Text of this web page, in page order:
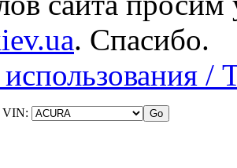
. Спасибо.
/
VIN: